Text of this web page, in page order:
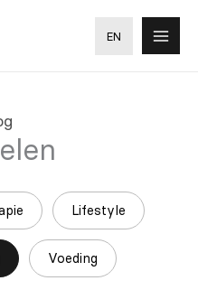
EN
Lifestyle
Voeding